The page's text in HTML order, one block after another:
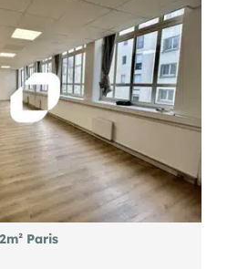
Paris